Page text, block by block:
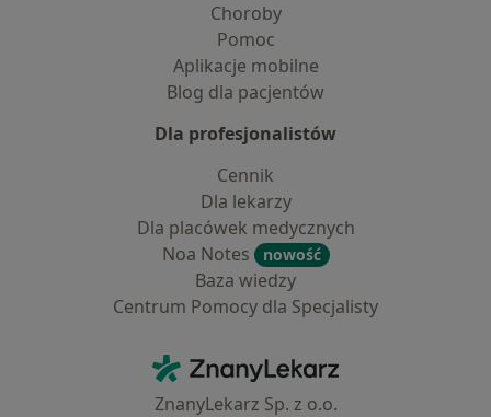
Choroby
Pomoc
Aplikacje mobilne
Blog dla pacjentów
Dla profesjonalistów
Cennik
Dla lekarzy
Dla placówek medycznych
Noa Notes
nowość
Baza wiedzy
Centrum Pomocy dla Specjalisty
ZnanyLekarz - Strona główna
ZnanyLekarz Sp. z o.o.